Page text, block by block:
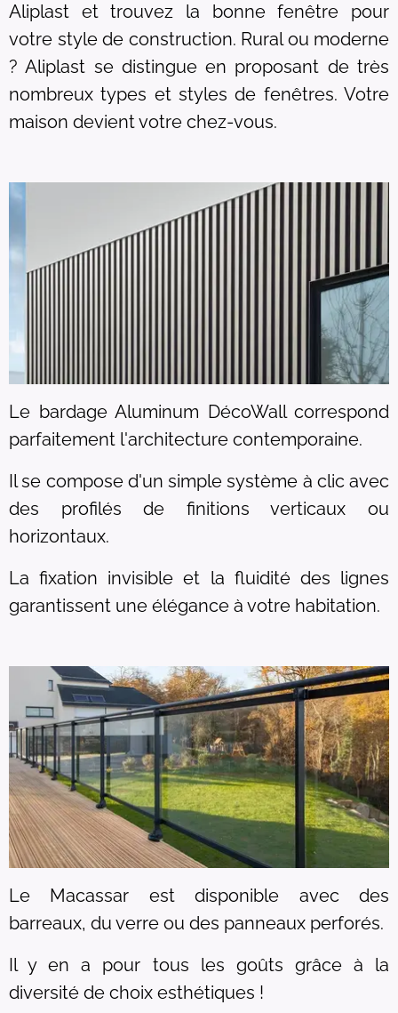
Aliplast et trouvez la bonne fenêtre pour
votre style de construction. Rural ou moderne
? Aliplast se distingue en proposant de très
nombreux types et styles de fenêtres. Votre
maison devient votre chez-vous.
Le bardage Aluminum DécoWall correspond
parfaitement l'architecture contemporaine.
Il se compose d'un simple système à clic avec
des profilés de finitions verticaux ou
horizontaux.
La fixation invisible et la fluidité des lignes
garantissent une élégance à votre habitation.
Le Macassar est disponible avec des
barreaux, du verre ou des panneaux perforés.
Il y en a pour tous les goûts grâce à la
diversité de choix esthétiques !